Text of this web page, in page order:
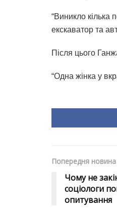
“Виникло кілька
екскаватор та
Після цього
“Одна жінка у
Попередня новина
Чому не
соціологи
опитування